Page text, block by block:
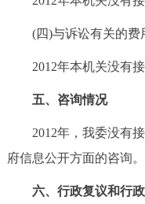
(四)与诉讼有关的费
2012年本机关没有接
五、咨询情况
2012年，我委没有接
府信息公开方面的咨询。
六、行政复议和行政